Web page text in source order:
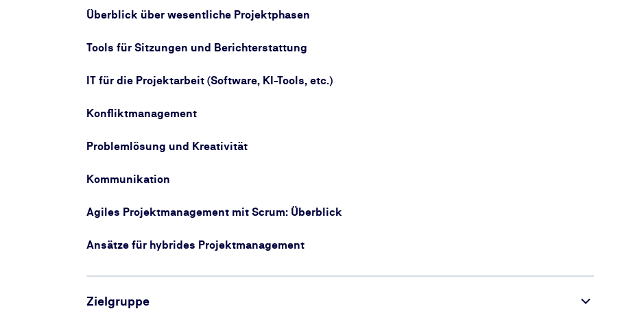
Überblick über wesentliche Projektphasen
Tools für Sitzungen und Berichterstattung
IT für die Projektarbeit (Software, KI-Tools, etc.)
Konfliktmanagement
Problemlösung und Kreativität
Kommunikation
Agiles Projektmanagement mit Scrum: Überblick
Ansätze für hybrides Projektmanagement
Zielgruppe